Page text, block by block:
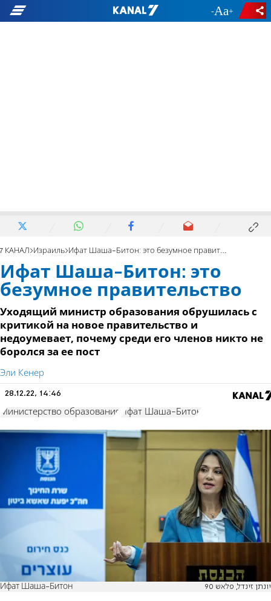
- +
7 КАНАЛ Израиль Ифат Шаша-Битон: это безумное правительство
Ифат Шаша-Битон: это
безумное правительство
Уходящий министр образования обрушилась с
критикой на новое правительство и
недоумевает, почему среди его членов никто не
боролся за ее пост
Эли Кенер
28.12.22, 14:46
Министерство образования Ифат Шаша-Битон
Ифат Шаша-Битон יונתן זינדל, פלאש 90